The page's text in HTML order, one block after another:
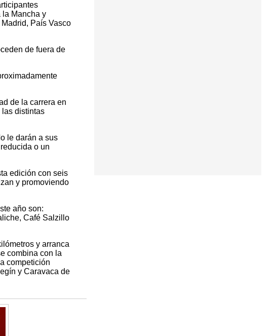
la Mancha y
País Vasco
de fuera de
de la carrera en
las distintas
le darán a sus
o un
edición con seis
y promoviendo
año son:
Café Salzillo
y arranca
combina con la
competición
y Caravaca de